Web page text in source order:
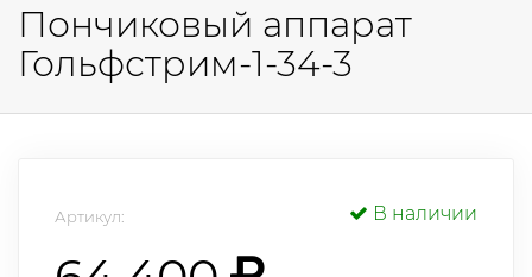
Пончиковый аппарат
Гольфстрим-1-34-3
Артикул: В наличии